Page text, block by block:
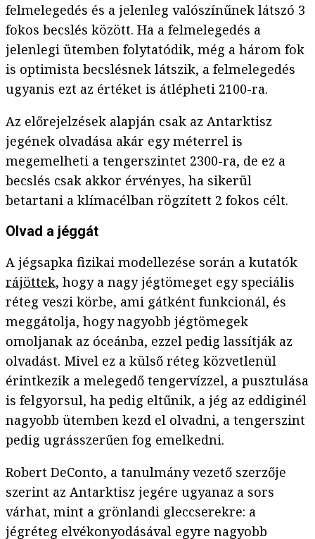
felmelegedés és a jelenleg valószínűnek látszó 3
fokos becslés között. Ha a felmelegedés a
jelenlegi ütemben folytatódik, még a három fok
is optimista becslésnek látszik, a felmelegedés
ugyanis ezt az értéket is átlépheti 2100-ra.
Az előrejelzések alapján csak az Antarktisz
jegének olvadása akár egy méterrel is
megemelheti a tengerszintet 2300-ra, de ez a
becslés csak akkor érvényes, ha sikerül
betartani a klímacélban rögzített 2 fokos célt.
Olvad a jéggát
A jégsapka fizikai modellezése során a kutatók
rájöttek, hogy a nagy jégtömeget egy speciális
réteg veszi körbe, ami gátként funkcionál, és
meggátolja, hogy nagyobb jégtömegek
omoljanak az óceánba, ezzel pedig lassítják az
olvadást. Mivel ez a külső réteg közvetlenül
érintkezik a melegedő tengervízzel, a pusztulása
is felgyorsul, ha pedig eltűnik, a jég az eddiginél
nagyobb ütemben kezd el olvadni, a tengerszint
pedig ugrásszerűen fog emelkedni.
Robert DeConto, a tanulmány vezető szerzője
szerint az Antarktisz jegére ugyanaz a sors
várhat, mint a grönlandi gleccserekre: a
jégréteg elvékonyodásával egyre nagyobb